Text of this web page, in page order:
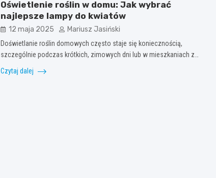
Oświetlenie roślin w domu: Jak wybrać
najlepsze lampy do kwiatów
12 maja 2025 Mariusz Jasiński
Doświetlanie roślin domowych często staje się koniecznością,
szczególnie podczas krótkich, zimowych dni lub w mieszkaniach z…
Czytaj dalej